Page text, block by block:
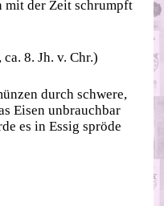
mit der Zeit schrumpft
8. Jh. v. Chr.)
durch schwere,
Eisen unbrauchbar
es in Essig spröde